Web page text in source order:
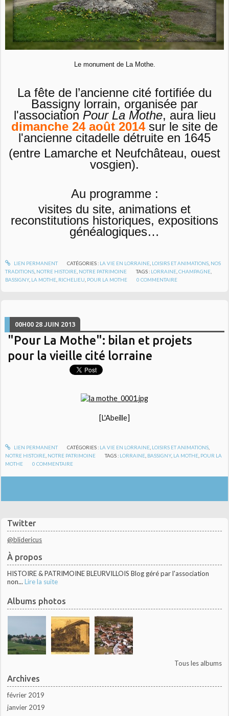
Twitter
@blidericus
À propos
HISTOIRE & PATRIMOINE BLEURVILLOIS Blog géré par l'association
non... Lire la suite
Albums photos
Tous les albums
Archives
février 2019
janvier 2019
Le monument de La Mothe.
La fête de l’ancienne cité fortifiée du
Bassigny lorrain, organisée par
l'association Pour La Mothe, aura lieu
dimanche 24 août 2014sur le site de
l'ancienne citadelle détruite en 1645
(entre Lamarche et Neufchâteau, ouest
vosgien).
Au programme :
visites du site, animations et
reconstitutions historiques, expositions
généalogiques…
LIEN PERMANENT CATÉGORIES : LA VIE EN LORRAINE, LOISIRS ET ANIMATIONS, NOS
TRADITIONS NOTRE HISTOIRE NOTRE PATRIMOINE TAGS : LORRAINE ,CHAMPAGNE
BASSIGNY, LA MOTHE RICHELIEU POUR LA MOTHE 0 COMMENTAIRE
00H00 28 JUIN 2013
"Pour La Mothe": bilan et projets
pour la vieille cité lorraine
[L'Abeille]
LIEN PERMANENT CATÉGORIES : LA VIE EN LORRAINE, LOISIRS ET ANIMATIONS,
NOTRE HISTOIRE NOTRE PATRIMOINE TAGS : LORRAINE BASSIGNY, LA MOTHE POUR LA
MOTHE
0 COMMENTAIRE